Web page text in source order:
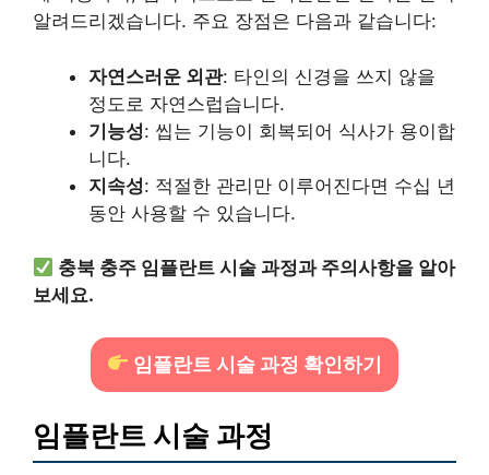
알려드리겠습니다. 주요 장점은 다음과 같습니다:
자연스러운 외관: 타인의 신경을 쓰지 않을
정도로 자연스럽습니다.
기능성: 씹는 기능이 회복되어 식사가 용이합
니다.
지속성: 적절한 관리만 이루어진다면 수십 년
동안 사용할 수 있습니다.
충북 충주 임플란트 시술 과정과 주의사항을 알아
보세요.
임플란트 시술 과정 확인하기
임플란트 시술 과정